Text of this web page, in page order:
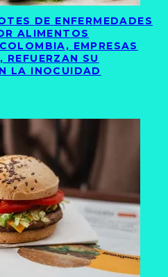
DE ENFERMEDADES
ALIMENTOS
EMPRESAS
REFUERZAN SU
LA INOCUIDAD